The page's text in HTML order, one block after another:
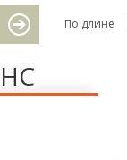
По длине
HC